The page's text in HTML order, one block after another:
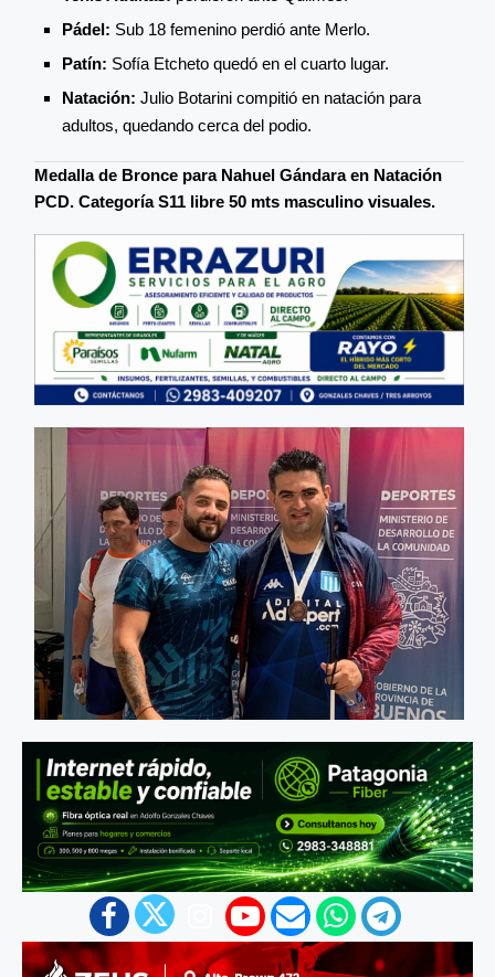
Pádel: Sub 18 femenino perdió ante Merlo.
Patín: Sofía Etcheto quedó en el cuarto lugar.
Natación: Julio Botarini compitió en natación para
adultos, quedando cerca del podio.
Medalla de Bronce para Nahuel Gándara en Natación
PCD. Categoría S11 libre 50 mts masculino visuales.